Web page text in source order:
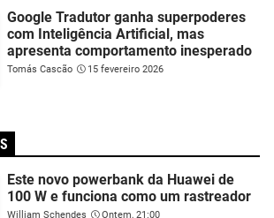
Google Tradutor ganha superpoderes
com Inteligência Artificial, mas
apresenta comportamento inesperado
Tomás Cascão 15 fevereiro 2026
Este novo powerbank da Huawei de
100 W e funciona como um rastreador
William Schendes Ontem, 21:00